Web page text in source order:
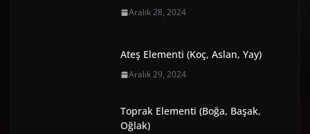
Aralık 28, 2024
Ateş Elementi (Koç, Aslan, Yay)
Aralık 29, 2024
Toprak Elementi (Boğa, Başak,
Oğlak)